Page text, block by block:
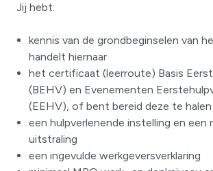
Jij hebt:
kennis van de grondbeginselen van
handelt hiernaar
het certificaat (leerroute) Basis
(BEHV) en Evenementen
(EEHV), of bent bereid deze te halen
een hulpverlenende instelling en een
uitstraling
een ingevulde werkgeversverklaring